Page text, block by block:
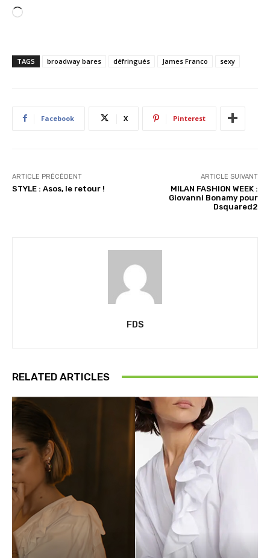
C
r
g
n
TAGS broadway bares défringués James Franco sexy
Facebook X Pinterest
ARTICLE PRÉCÉDENT
STYLE : Asos, le retour !
ARTICLE SUIVANT
MILAN FASHION WEEK :
Giovanni Bonamy pour
Dsquared2
FDS
RELATED ARTICLES